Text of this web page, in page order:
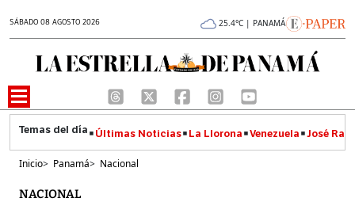
SÁBADO 08 AGOSTO 2026 25.4°C | PANAMÁ
Últimas Noticias La Llorona Venezuela José
Inicio> Panamá> Nacional
NACIONAL